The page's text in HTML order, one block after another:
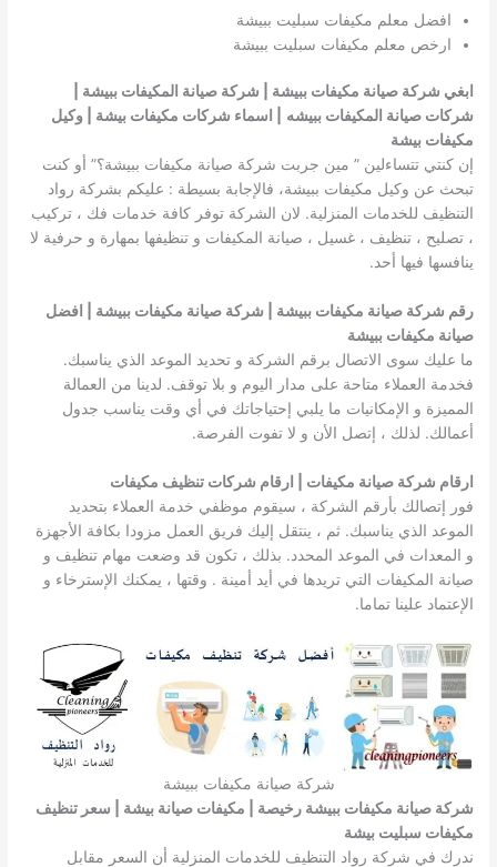
افضل معلم مكيفات سبليت ببيشة
ارخص معلم مكيفات سبليت ببيشة
ابغي شركة صيانة مكيفات ببيشة | شركة صيانة المكيفات ببيشة |
شركات صيانة المكيفات ببيشه
| اسماء شركات مكيفات بيشة | وكيل
مكيفات بيشة
إن كنتي تتساءلين ” مين جربت شركة صيانة مكيفات ببيشة؟” أو كنت
تبحث عن وكيل مكيفات ببيشة، فالإجابة بسيطة : عليكم بشركة رواد
التنظيف للخدمات المنزلية. لان الشركة توفر كافة خدمات فك ، تركيب
، تصليح ، تنظيف ، غسيل ، صيانة المكيفات و تنظيفها بمهارة و حرفية لا
ينافسها فيها أحد.
رقم شركة صيانة مكيفات ببيشة | شركة صيانة مكيفات ببيشة | افضل
صيانة مكيفات ببيشة
ما عليك سوى الاتصال برقم الشركة و تحديد الموعد الذي يناسبك.
فخدمة العملاء متاحة على مدار اليوم و بلا توقف. لدينا من العمالة
المميزة و الإمكانيات ما يلبي إحتياجاتك في أي وقت يناسب جدول
أعمالك. لذلك ، إتصل الأن و لا تفوت الفرصة.
ارقام شركة صيانة مكيفات | ارقام شركات تنظيف مكيفات
فور إتصالك بأرقم الشركة ، سيقوم موظفي خدمة العملاء بتحديد
الموعد الذي يناسبك. ثم ، ينتقل إليك فريق العمل مزودا بكافة الأجهزة
و المعدات في الموعد المحدد. بذلك ، تكون قد وضعت مهام تنظيف و
صيانة المكيفات التي تريدها في أيد أمينة . وقتها ، يمكنك الإسترخاء و
الإعتماد علينا تماما.
شركة صيانة مكيفات ببيشة
شركة صيانة مكيفات ببيشة رخيصة | مكيفات صيانة بيشة | سعر تنظيف
مكيفات سبليت بيشة
ندرك في شركة رواد التنظيف للخدمات المنزلية أن السعر مقابل